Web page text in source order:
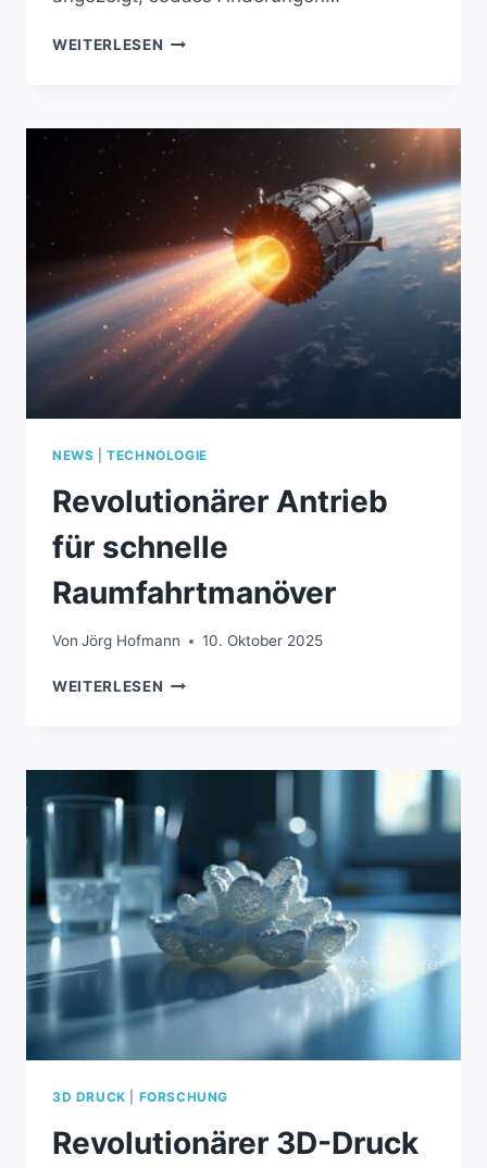
WEITERLESEN REVOLUTIONIERE
MIT
NEUER
TINKERCAD-
FUNKTION
NEWS |TECHNOLOGIE
Revolutionärer Antrieb
für schnelle
Raumfahrtmanöver
Von Jörg Hofmann 10. Oktober 2025
WEITERLESEN REVOLUTIONÄRER
RAUMFAHRTMANÖVER
3D DRUCK FORSCHUNG
Revolutionärer 3D-Druck